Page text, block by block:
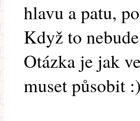
hlavu a patu,
Když to
Otázka je jak
muset působit :)